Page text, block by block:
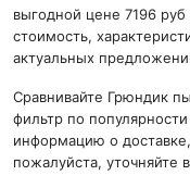
выгодной цене 7196
стоимость,
актуальных
Сравнивайте Грюндик
фильтр по
информацию о
пожалуйста, уточняйте